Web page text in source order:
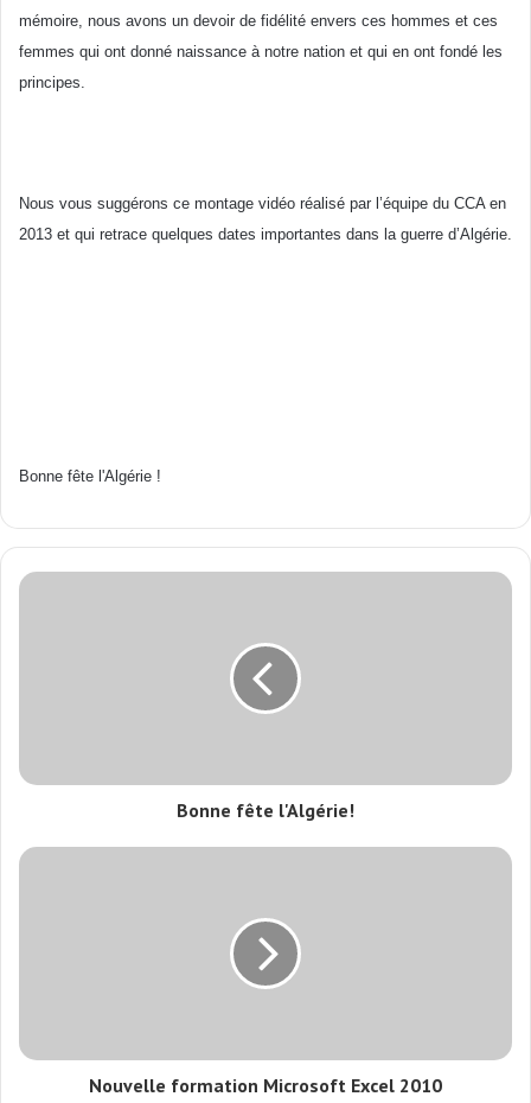
mémoire, nous avons un devoir de fidélité envers ces hommes et ces
femmes qui ont donné naissance à notre nation et qui en ont fondé les
principes.
Nous vous suggérons ce montage vidéo réalisé par l’équipe du CCA en
2013 et qui retrace quelques dates importantes dans la guerre d’Algérie.
Bonne fête l'Algérie !
Bonne fête l'Algérie!
Nouvelle formation Microsoft Excel 2010